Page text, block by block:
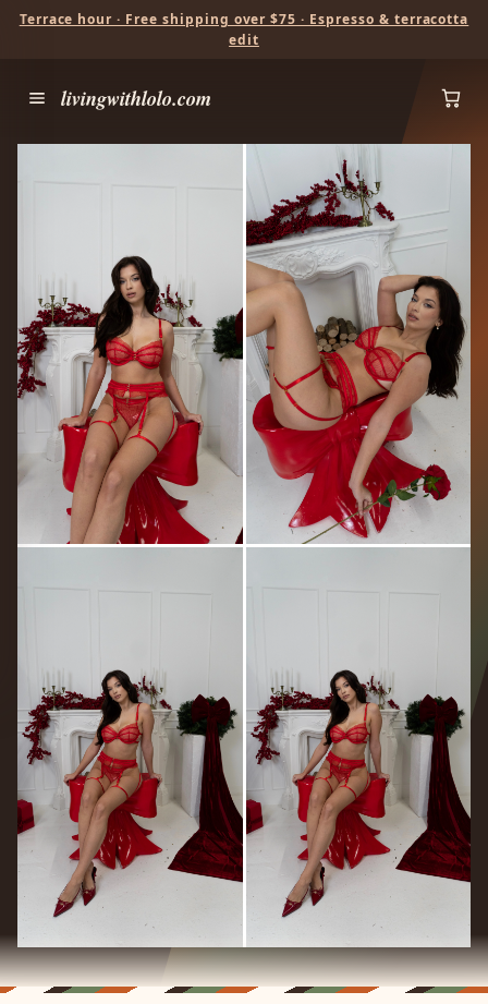
Terrace hour · Free shipping over $75 · Espresso & terracotta
edit
livingwithlolo.com